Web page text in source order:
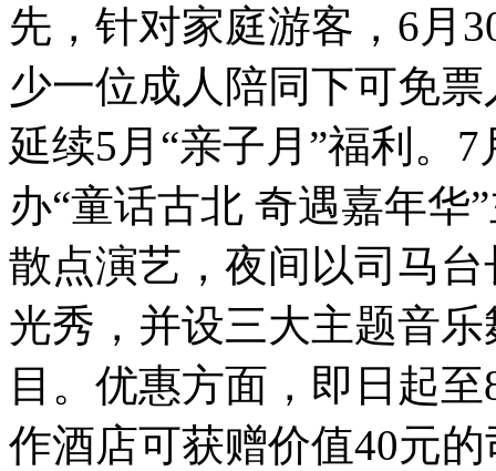
先，针对家庭游客，6月
少一位成人陪同下可免
延续5月“亲子月”福利。
办“童话古北 奇遇嘉年华
散点演艺，夜间以司马
光秀，并设三大主题音
目。优惠方面，即日起
作酒店可获赠价值40元